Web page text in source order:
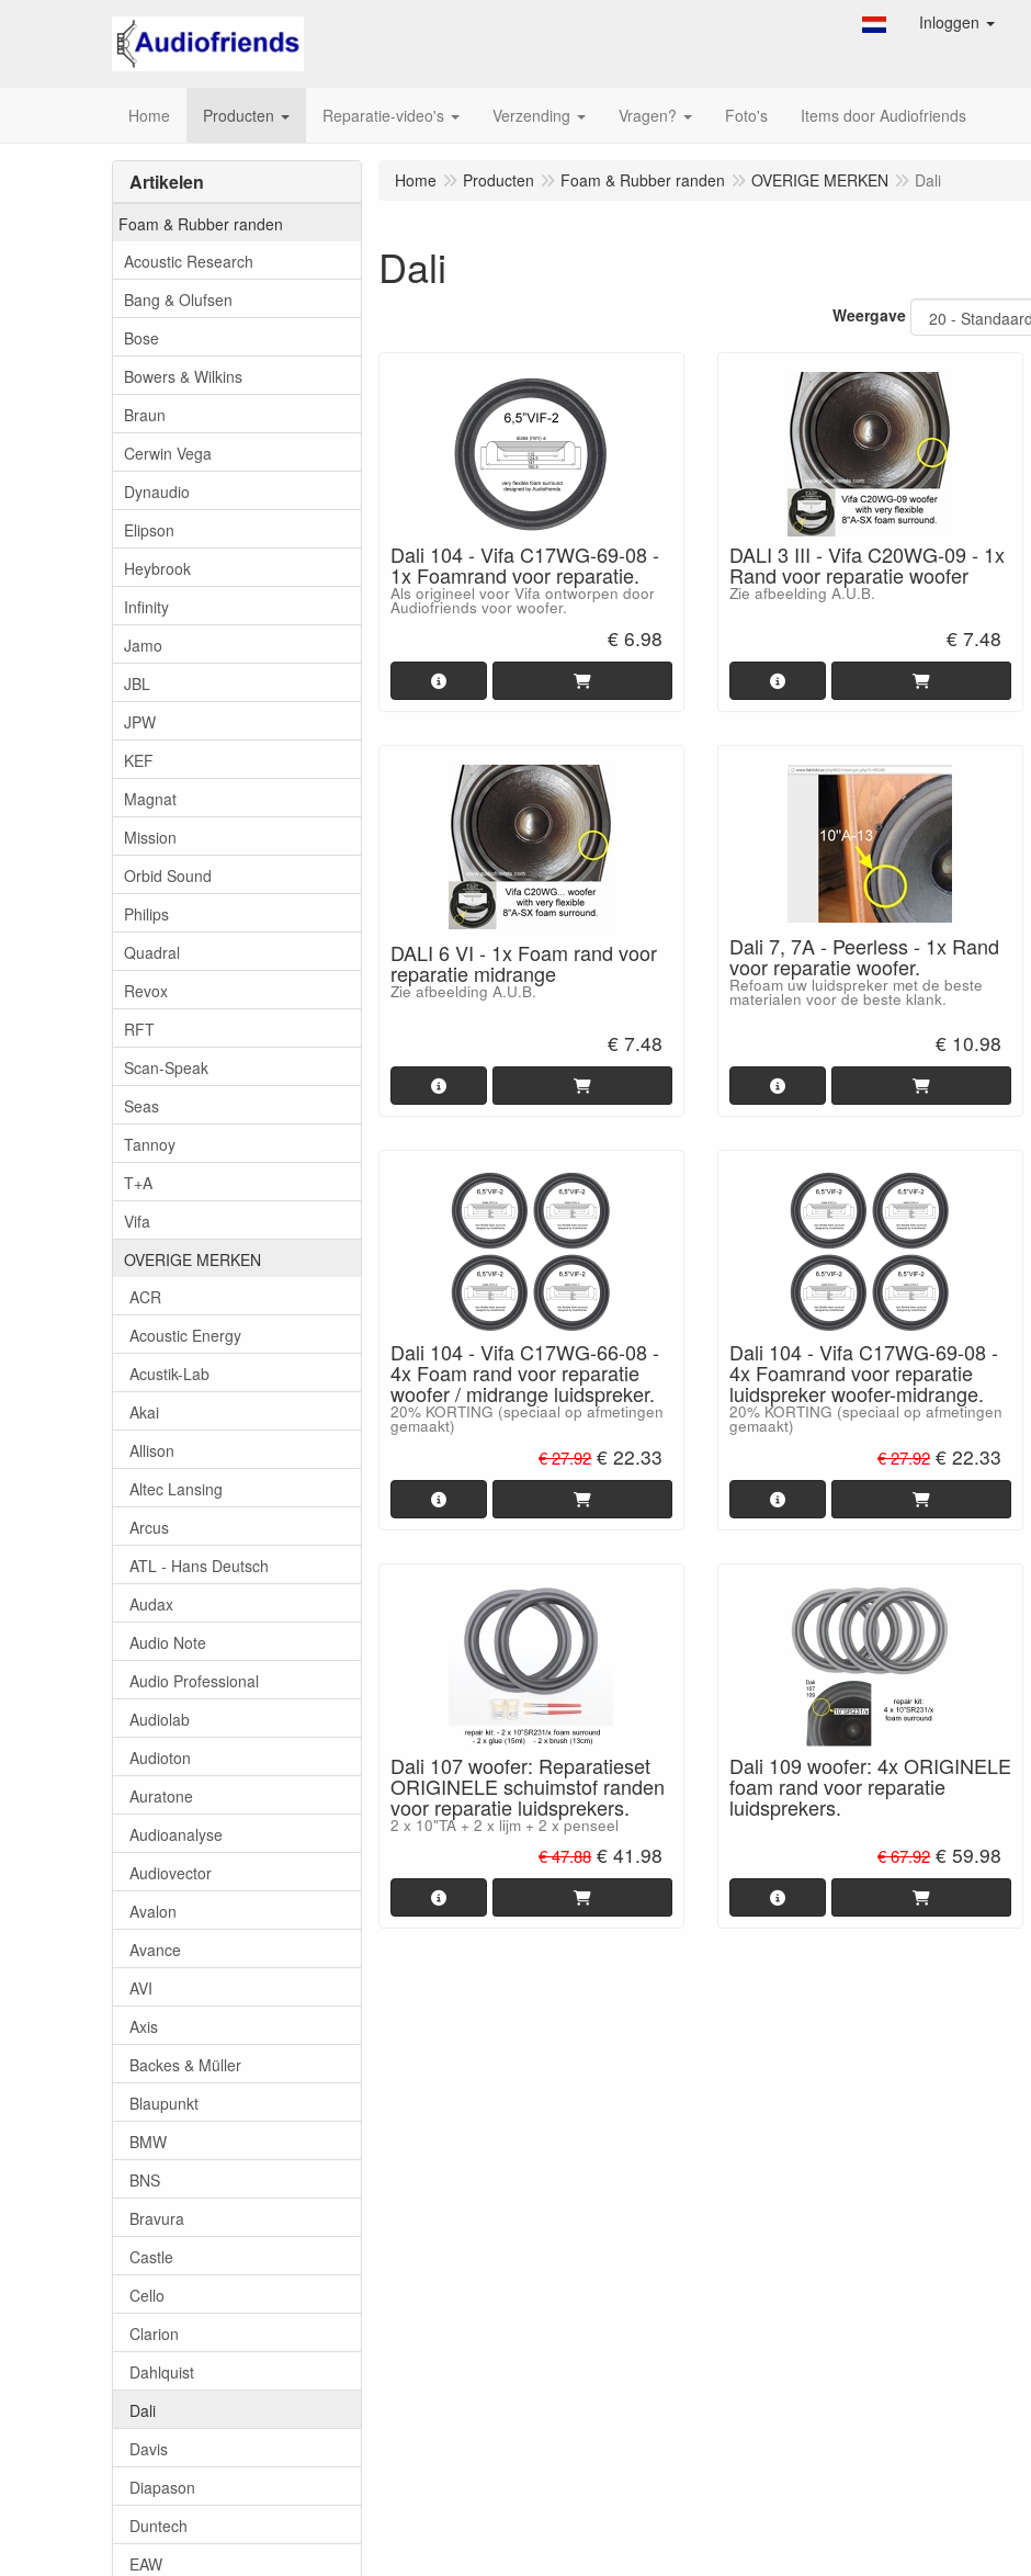
Inloggen
Home Producten Reparatie-video's Verzending Vragen? Foto's Items door Audiofriends
Artikelen
Foam & Rubber randen
Acoustic Research
Bang & Olufsen
Bose
Bowers & Wilkins
Braun
Cerwin Vega
Dynaudio
Elipson
Heybrook
Infinity
Jamo
JBL
JPW
KEF
Magnat
Mission
Orbid Sound
Philips
Quadral
Revox
RFT
Scan-Speak
Seas
Tannoy
T+A
Vifa
OVERIGE MERKEN
ACR
Acoustic Energy
Acustik-Lab
Akai
Allison
Altec Lansing
Arcus
ATL - Hans Deutsch
Audax
Audio Note
Audio Professional
Audiolab
Audioton
Auratone
Audioanalyse
Audiovector
Avalon
Avance
AVI
Axis
Backes & Müller
Blaupunkt
BMW
BNS
Bravura
Castle
Cello
Clarion
Dahlquist
Dali
Davis
Diapason
Duntech
EAW
Home Producten Foam & Rubber randen OVERIGE MERKEN Dali
Dali
Weergave
Dali 104 - Vifa C17WG-69-08 -
1x Foamrand voor reparatie.
Als origineel voor Vifa ontworpen door
Audiofriends voor woofer.
€ 6.98
DALI 3 III - Vifa C20WG-09 - 1x
Rand voor reparatie woofer
Zie afbeelding A.U.B.
€ 7.48
DALI 6 VI - 1x Foam rand voor
reparatie midrange
Zie afbeelding A.U.B.
€ 7.48
Dali 7, 7A - Peerless - 1x Rand
voor reparatie woofer.
Refoam uw luidspreker met de beste
materialen voor de beste klank.
€ 10.98
Dali 104 - Vifa C17WG-66-08 -
4x Foam rand voor reparatie
woofer / midrange luidspreker.
20% KORTING (speciaal op afmetingen
gemaakt)
€ 27.92 € 22.33
Dali 104 - Vifa C17WG-69-08 -
4x Foamrand voor reparatie
luidspreker woofer-midrange.
20% KORTING (speciaal op afmetingen
gemaakt)
€ 27.92 € 22.33
Dali 107 woofer: Reparatieset
ORIGINELE schuimstof randen
voor reparatie luidsprekers.
2 x 10"TA + 2 x lijm + 2 x penseel
€ 47.88 € 41.98
Dali 109 woofer: 4x ORIGINELE
foam rand voor reparatie
luidsprekers.
€ 67.92 € 59.98